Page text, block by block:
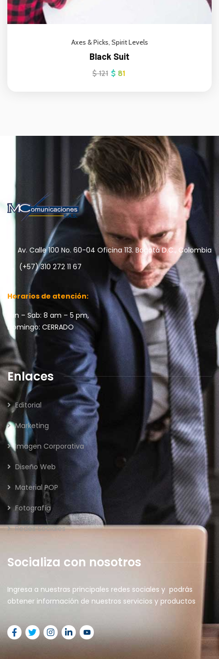
Axes & Picks, Spirit Levels
Black Suit
$121 $ 81
Av. Calle 100 No. 60-04 Oficina 113. Bogotá D.C., Colombia
(+57) 310 272 11 67
Horarios de atención:
Lun – Sab: 8 am – 5 pm,
Domingo: CERRADO
Enlaces
Editorial
Marketing
Imagen Corporativa
Diseño Web
Material POP
Fotografía
Redes Sociales
Socializa con nosotros
Ingresa a nuestras principales redes sociales y podrás
obtener información de nuestros servicios y productos